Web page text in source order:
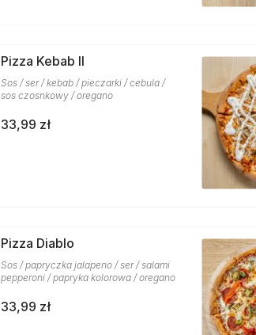
Pizza Kebab II
Sos / ser / kebab / pieczarki / cebula /
sos czosnkowy / oregano
33,99 zł
Pizza Diablo
Sos / papryczka jalapeno / ser / salami
pepperoni / papryka kolorowa / oregano
33,99 zł